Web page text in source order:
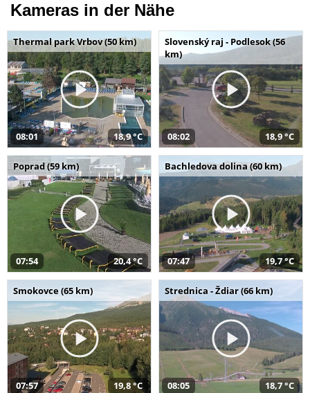
Kameras in der Nähe
Thermal park Vrbov (50 km)
08:01 18,9 °C
Slovenský raj - Podlesok (56
km)
08:02 18,9 °C
Poprad (59 km)
07:54 20,4 °C
Bachledova dolina (60 km)
07:47 19,7 °C
Smokovce (65 km)
07:57 19,8 °C
Strednica - Ždiar (66 km)
08:05 18,7 °C